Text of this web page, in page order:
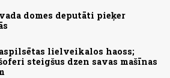
domes deputāti pieķer
lielveikalos haoss;
steigšus dzen savas mašīnas